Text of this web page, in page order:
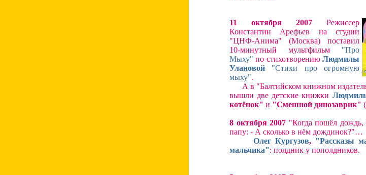
11 октября 2007 Режиссер
Константин Арефьев на студии
"ЦНФ-Анима" (Москва) поставил
10-минутный мультфильм "Про
Мыху" по стихотворению Людмилы
Улановой
"Стихи про огромную
мыху".
А в "Балтийском книжном
вышли две детские книжки
котёнок" и "Смешной динозаврик"
8 октября 2007 "Когда пошёл дождь,
папу: - А сколько в нём дождинок?"…
Олег Кургузов, "Рассказы
мальчика": полдник у пополдников.